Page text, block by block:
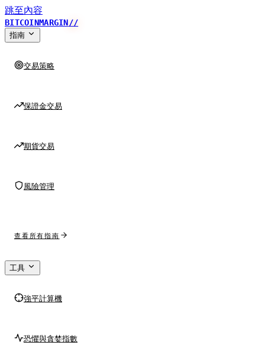
跳至內容
BITCOINMARGIN//
指南
交易策略
保證金交易
期貨交易
風險管理
查看所有指南
工具
強平計算機
恐懼與貪婪指數